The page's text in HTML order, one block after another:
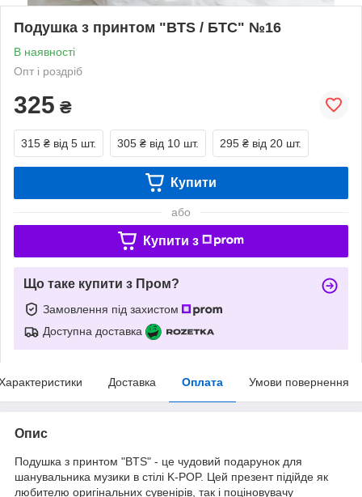
Подушка з принтом "BTS / БТС" №16
В наявності
Опт і роздріб
325 ₴
315 ₴ від 5 шт. 305 ₴ від 10 шт. 295 ₴ від 20 шт.
Купити
або
Купити з
Що таке купити з Пром?
Замовлення під захистом
Доступна доставка
Доставка Оплата Умови повернення
Опис
Подушка з принтом "BTS" - це чудовий подарунок для
шанувальника музики в стілі K-POP. Цей презент підійде як
любителю оригінальних сувенірів, так і поціновувачу